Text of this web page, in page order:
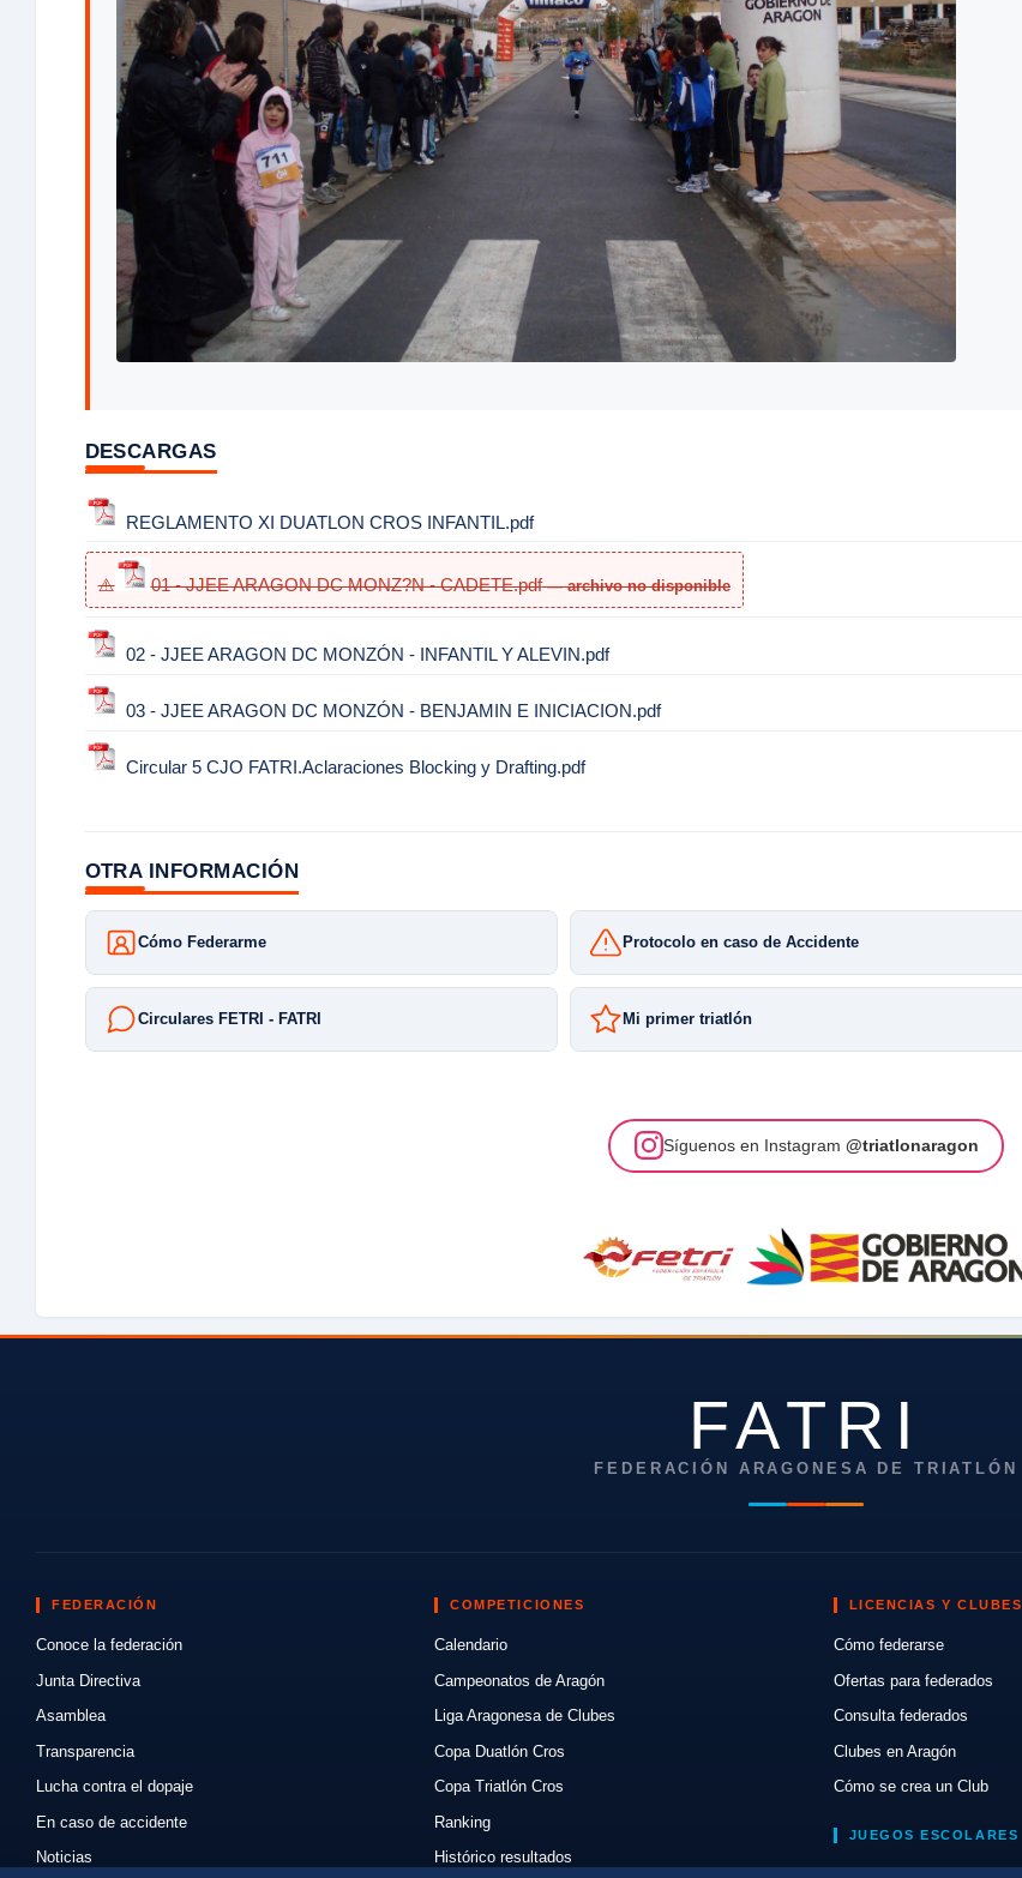
DESCARGAS
REGLAMENTO XI DUATLON CROS INFANTIL.pdf
01 - JJEE ARAGON DC MONZ?N - CADETE.pdf
02 - JJEE ARAGON DC MONZÓN - INFANTIL Y ALEVIN.pdf
03 - JJEE ARAGON DC MONZÓN - BENJAMIN E INICIACION.pdf
Circular 5 CJO FATRI.Aclaraciones Blocking y Drafting.pdf
OTRA INFORMACIÓN
Cómo Federarme Protocolo en caso de Accidente
Circulares FETRI - FATRI Mi primer triatlón
Síguenos en Instagram @triatlonaragon
FATRI
FEDERACIÓN ARAGONESA DE TRIATLÓN
FEDERACIÓN
Conoce la federación
Junta Directiva
Asamblea
Transparencia
Lucha contra el dopaje
En caso de accidente
Noticias
COMPETICIONES
Calendario
Campeonatos de Aragón
Liga Aragonesa de Clubes
Copa Duatlón Cros
Copa Triatlón Cros
Ranking
Histórico resultados
LICENCIAS Y CLUBES
Cómo federarse
Ofertas para federados
Consulta federados
Clubes en Aragón
Cómo se crea un Club
JUEGOS ESCOLARES